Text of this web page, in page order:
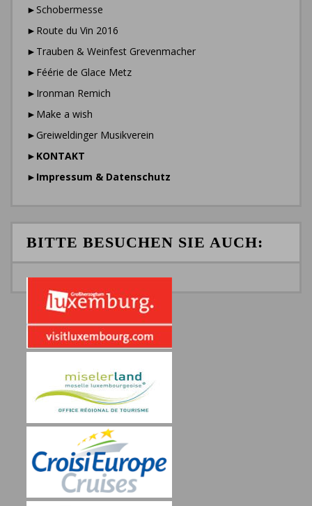
►Schobermesse
►Route du Vin 2016
►Trauben & Weinfest Grevenmacher
►Féérie de Glace Metz
►Ironman Remich
►Make a wish
►Greiweldinger Musikverein
► KONTAKT
► Impressum & Datenschutz
BITTE BESUCHEN SIE AUCH: